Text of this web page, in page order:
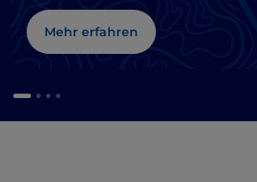
Mehr erfahren